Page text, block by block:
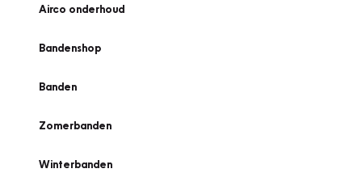
Airco onderhoud
Bandenshop
Banden
Zomerbanden
Winterbanden